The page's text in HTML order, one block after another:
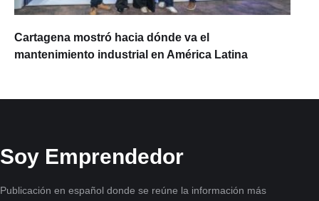
Cartagena mostró hacia dónde va el
mantenimiento industrial en América Latina
Soy Emprendedor
Publicación en español donde se reúne la información más